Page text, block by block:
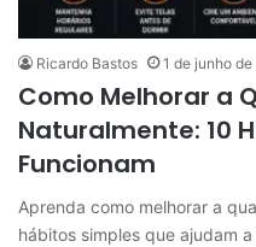
Ricardo Bastos 1 de junho
Como Melhorar a
Naturalmente: 10
Funcionam
Aprenda como melhorar a
hábitos simples que ajudam